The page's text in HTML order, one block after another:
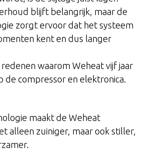
blijft belangrijk, maar de
zorgt ervoor dat het systeem
kent en dus langer
redenen waarom Weheat vijf jaar
de compressor en elektronica.
maakt de Weheat
alleen zuiniger, maar ook stiller,